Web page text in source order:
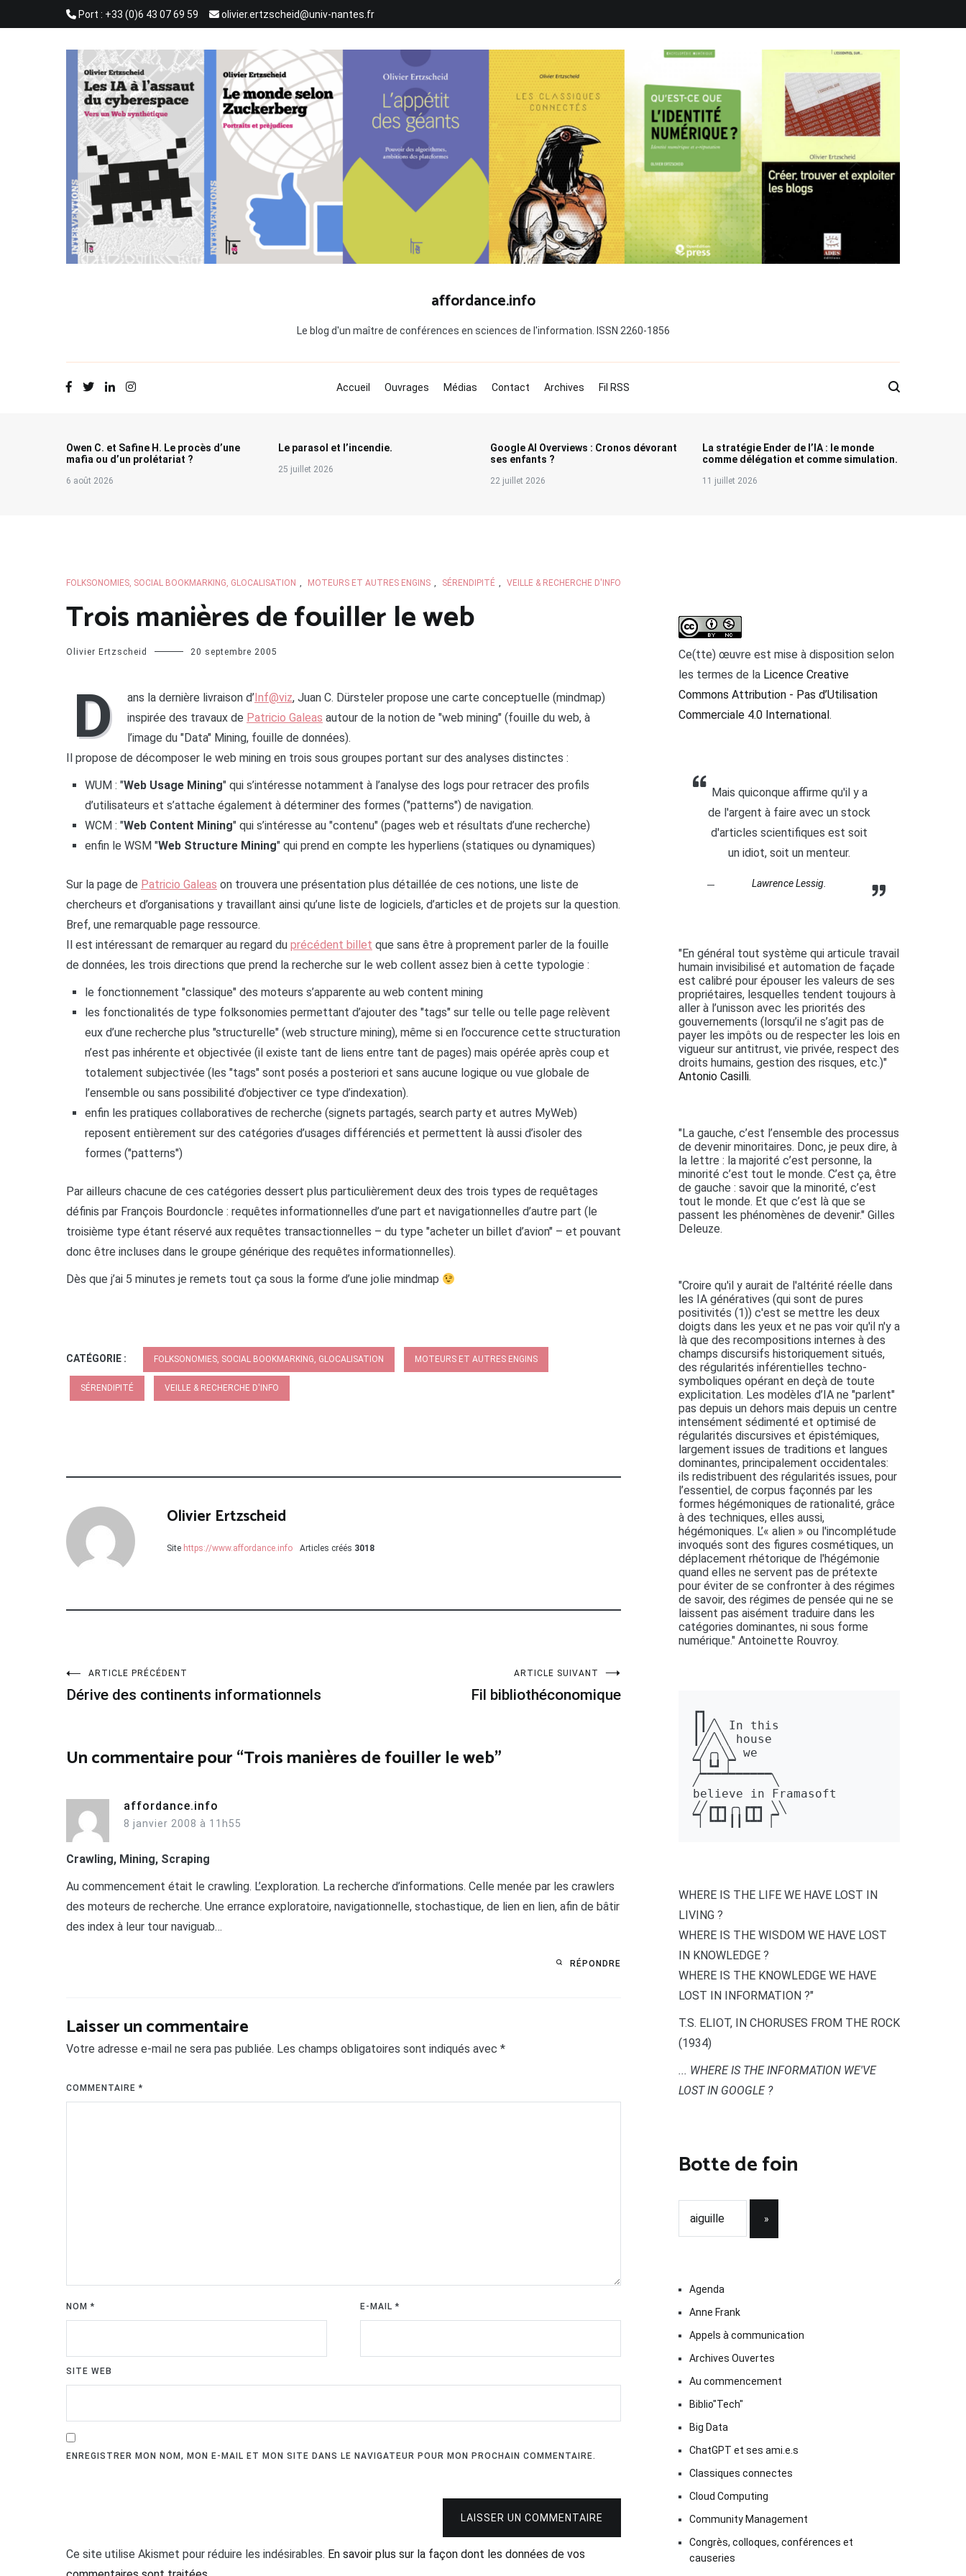
Port : +33 (0)6 43 07 69 59 olivier.ertzscheid@univ-nantes.fr
affordance.info
Le blog d'un maître de conférences en sciences de l'information. ISSN 2260-1856
Accueil Ouvrages Médias Contact Archives Fil RSS
Owen C. et Safine H. Le procès d’une
mafia ou d’un prolétariat ?
6 août 2026
Le parasol et l’incendie.
25 juillet 2026
Google AI Overviews : Cronos dévorant
ses enfants ?
22 juillet 2026
La stratégie Ender de l’IA : le monde
comme délégation et comme simulation.
11 juillet 2026
FOLKSONOMIES, SOCIAL BOOKMARKING, GLOCALISATION , MOTEURS ET AUTRES ENGINS , SÉRENDIPITÉ , VEILLE & RECHERCHE D'INFO
Trois manières de fouiller le web
Olivier Ertzscheid 20 septembre 2005
D ans la dernière livraison d’ Inf@viz, Juan C. Dürsteler propose une carte conceptuelle (mindmap)
inspirée des travaux de Patricio Galeas autour de la notion de "web mining" (fouille du web, à
l’image du "Data" Mining, fouille de données).
Il propose de décomposer le web mining en trois sous groupes portant sur des analyses distinctes :
WUM : "Web Usage Mining" qui s’intéresse notamment à l’analyse des logs pour retracer des profils
d’utilisateurs et s’attache également à déterminer des formes ("patterns") de navigation.
WCM : "Web Content Mining" qui s’intéresse au "contenu" (pages web et résultats d’une recherche)
enfin le WSM "Web Structure Mining" qui prend en compte les hyperliens (statiques ou dynamiques)
Sur la page de Patricio Galeas on trouvera une présentation plus détaillée de ces notions, une liste de
chercheurs et d’organisations y travaillant ainsi qu’une liste de logiciels, d’articles et de projets sur la question.
Bref, une remarquable page ressource.
Il est intéressant de remarquer au regard du précédent billet que sans être à proprement parler de la fouille
de données, les trois directions que prend la recherche sur le web collent assez bien à cette typologie :
le fonctionnement "classique" des moteurs s’apparente au web content mining
les fonctionalités de type folksonomies permettant d’ajouter des "tags" sur telle ou telle page relèvent
eux d’une recherche plus "structurelle" (web structure mining), même si en l’occurence cette structuration
n’est pas inhérente et objectivée (il existe tant de liens entre tant de pages) mais opérée après coup et
totalement subjectivée (les "tags" sont posés a posteriori et sans aucune logique ou vue globale de
l’ensemble ou sans possibilité d’objectiver ce type d’indexation).
enfin les pratiques collaboratives de recherche (signets partagés, search party et autres MyWeb)
reposent entièrement sur des catégories d’usages différenciés et permettent là aussi d’isoler des
formes ("patterns")
Par ailleurs chacune de ces catégories dessert plus particulièrement deux des trois types de requêtages
définis par François Bourdoncle : requêtes informationnelles d’une part et navigationnelles d’autre part (le
troisième type étant réservé aux requêtes transactionnelles – du type "acheter un billet d’avion" – et pouvant
donc être incluses dans le groupe générique des requêtes informationnelles).
Dès que j’ai 5 minutes je remets tout ça sous la forme d’une jolie mindmap
CATÉGORIE : FOLKSONOMIES, SOCIAL BOOKMARKING, GLOCALISATION MOTEURS ET AUTRES ENGINS
SÉRENDIPITÉ VEILLE & RECHERCHE D'INFO
Olivier Ertzscheid
Site https://www.affordance.info Articles créés 3018
Navigation
l’article
ARTICLE PRÉCÉDENT
Dérive des continents informationnels
ARTICLE SUIVANT
Fil bibliothéconomique
Un commentaire pour “Trois manières de fouiller le web”
affordance.info
8 janvier 2008 à 11h55
Crawling, Mining, Scraping
Au commencement était le crawling. L’exploration. La recherche d’informations. Celle menée par les crawlers
des moteurs de recherche. Une errance exploratoire, navigationnelle, stochastique, de lien en lien, afin de bâtir
des index à leur tour naviguab…
RÉPONDRE
Laisser un commentaire
Votre adresse e-mail ne sera pas publiée. Les champs obligatoires sont indiqués avec *
COMMENTAIRE*
NOM* E-MAIL*
SITE WEB
ENREGISTRER MON NOM, MON E-MAIL ET MON SITE DANS LE NAVIGATEUR POUR MON PROCHAIN COMMENTAIRE.
LAISSER UN COMMENTAIRE
Ce site utilise Akismet pour réduire les indésirables. En savoir plus sur la façon dont les données de vos
Ce(tte) œuvre est mise à disposition selon
les termes de la Licence Creative
Commons Attribution - Pas d’Utilisation
Commerciale 4.0 International .
Mais quiconque affirme qu'il y a
de l'argent à faire avec un stock
d'articles scientifiques est soit
un idiot, soit un menteur.
Lawrence Lessig.
"En général tout système qui articule travail
humain invisibilisé et automation de façade
est calibré pour épouser les valeurs de ses
propriétaires, lesquelles tendent toujours à
aller à l’unisson avec les priorités des
gouvernements (lorsqu’il ne s’agit pas de
payer les impôts ou de respecter les lois en
vigueur sur antitrust, vie privée, respect des
droits humains, gestion des risques, etc.)"
Antonio Casilli.
"La gauche, c’est l’ensemble des processus
de devenir minoritaires. Donc, je peux dire, à
la lettre : la majorité c’est personne, la
minorité c’est tout le monde. C’est ça, être
de gauche : savoir que la minorité, c’est
tout le monde. Et que c’est là que se
passent les phénomènes de devenir." Gilles
Deleuze.
"Croire qu'il y aurait de l'altérité réelle dans
les IA génératives (qui sont de pures
positivités (1)) c'est se mettre les deux
doigts dans les yeux et ne pas voir qu'il n'y a
là que des recompositions internes à des
champs discursifs historiquement situés,
des régularités inférentielles techno-
symboliques opérant en deçà de toute
explicitation. Les modèles d’IA ne "parlent"
pas depuis un dehors mais depuis un centre
intensément sédimenté et optimisé de
régularités discursives et épistémiques,
largement issues de traditions et langues
dominantes, principalement occidentales:
ils redistribuent des régularités issues, pour
l’essentiel, de corpus façonnés par les
formes hégémoniques de rationalité, grâce
à des techniques, elles aussi,
hégémoniques. L’« alien » ou l'incomplétude
invoqués sont des figures cosmétiques, un
déplacement rhétorique de l'hégémonie
quand elles ne servent pas de prétexte
pour éviter de se confronter à des régimes
de savoir, des régimes de pensée qui ne se
laissent pas aisément traduire dans les
catégories dominantes, ni sous forme
numérique." Antoinette Rouvroy.
┏┓
┃┃╱╲ In this
┃╱╱╲╲ house
╱╱╭╮╲╲ we
▔▏┗┛▕▔
╱▔▔▔▔▔▔▔▔▔▔╲
believe in Framasoft
╱╱┏┳┓╭╮┏┳┓ ╲╲
▔▏┗┻┛┃┃┗┻┛▕▔
WHERE IS THE LIFE WE HAVE LOST IN
LIVING ?
WHERE IS THE WISDOM WE HAVE LOST
IN KNOWLEDGE ?
WHERE IS THE KNOWLEDGE WE HAVE
LOST IN INFORMATION ?"
T.S. ELIOT, IN CHORUSES FROM THE ROCK
(1934)
... WHERE IS THE INFORMATION WE'VE
LOST IN GOOGLE ?
Botte de foin
Agenda
Anne Frank
Appels à communication
Archives Ouvertes
Au commencement
Biblio"Tech"
Big Data
ChatGPT et ses ami.e.s
Classiques connectes
Cloud Computing
Community Management
Congrès, colloques, conférences et
causeries